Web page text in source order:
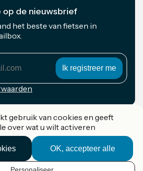
op de nieuwsbrief
het beste van fietsen in
gebruik van cookies en geeft
over wat u wilt activeren
OK, accepteer alle